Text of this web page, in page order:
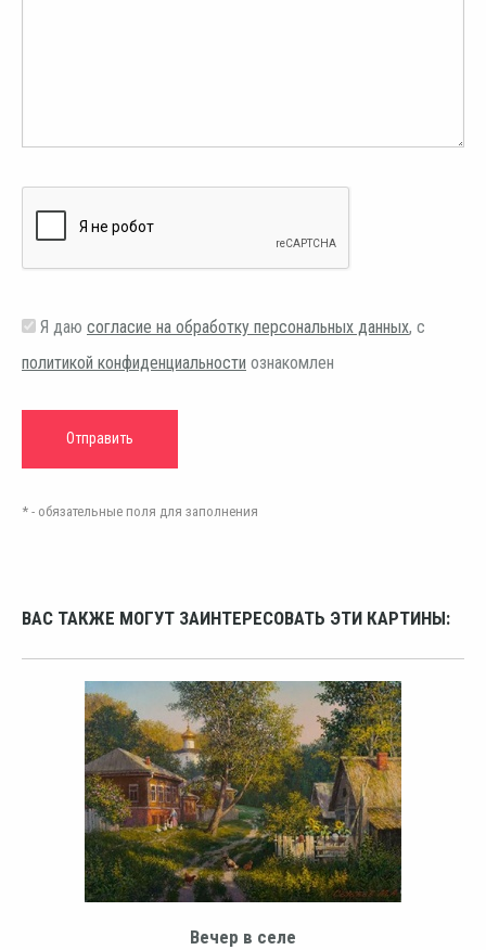
Я даю согласие на обработку персональных данных, с
политикой конфиденциальности ознакомлен
* - обязательные поля для заполнения
ВАС ТАКЖЕ МОГУТ ЗАИНТЕРЕСОВАТЬ ЭТИ КАРТИНЫ:
Вечер в селе